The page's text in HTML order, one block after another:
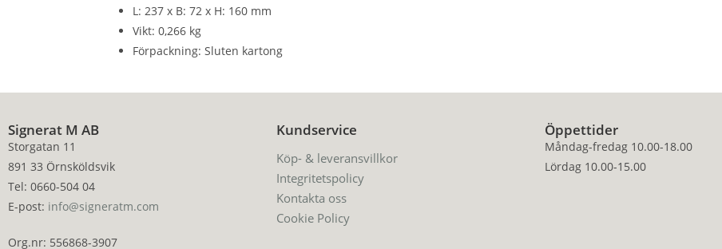
L: 237 x B: 72 x H: 160 mm
Vikt: 0,266 kg
Förpackning: Sluten kartong
Signerat M AB
Storgatan 11
891 33 Örnsköldsvik
Tel: 0660-504 04
E-post: info@signeratm.com
Org.nr: 556868-3907
Kundservice
Köp- & leveransvillkor
Integritetspolicy
Kontakta oss
Cookie Policy
Öppettider
Måndag-fredag 10.00-18.00
Lördag 10.00-15.00